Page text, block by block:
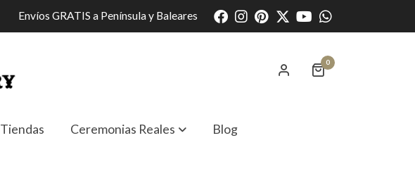
Envíos GRATIS a Península y Baleares
0
Tiendas Ceremonias Reales
Blog